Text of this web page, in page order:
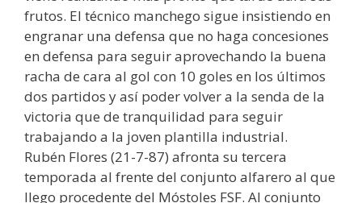
frutos. El técnico manchego sigue insistiendo en
engranar una defensa que no haga concesiones
en defensa para seguir aprovechando la buena
racha de cara al gol con 10 goles en los últimos
dos partidos y así poder volver a la senda de la
victoria que de tranquilidad para seguir
trabajando a la joven plantilla industrial.
Rubén Flores (21-7-87) afronta su tercera
temporada al frente del conjunto alfarero al que
llego procedente del Móstoles FSF. Al conjunto